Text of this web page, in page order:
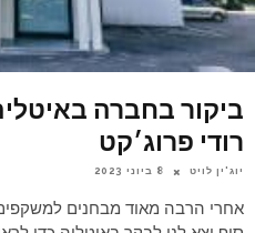
ביקור בחברה
רודי פרוג׳קט
יוג'ין לויט 8 ביוני 2023
אחרי הרבה מאוד מבחנים